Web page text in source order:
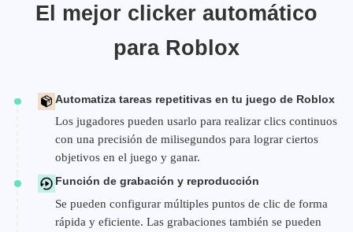
El mejor clicker automático
para Roblox
Automatiza tareas repetitivas en tu juego de Roblox
Los jugadores pueden usarlo para realizar clics continuos
con una precisión de milisegundos para lograr ciertos
objetivos en el juego y ganar.
Función de grabación y reproducción
Se pueden configurar múltiples puntos de clic de forma
rápida y eficiente. Las grabaciones también se pueden